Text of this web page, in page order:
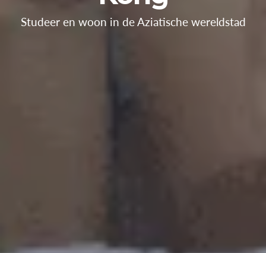
Studeer en woon in de Aziatische wereldstad